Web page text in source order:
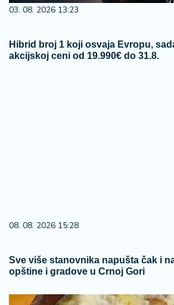
03. 08. 2026 13:23
Hibrid broj 1 koji osvaja Evropu,
akcijskoj ceni od 19.990€ do 31.8.
08. 08. 2026 15:28
Sve više stanovnika napušta čak i
opštine i gradove u Crnoj Gori